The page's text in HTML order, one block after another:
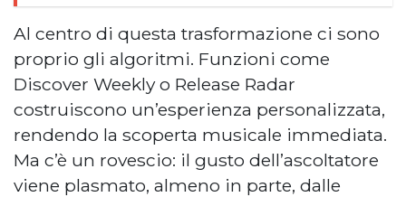
Al centro di questa trasformazione ci sono
proprio gli algoritmi. Funzioni come
Discover Weekly o Release Radar
costruiscono un’esperienza personalizzata,
rendendo la scoperta musicale immediata.
Ma c’è un rovescio: il gusto dell’ascoltatore
viene plasmato, almeno in parte, dalle